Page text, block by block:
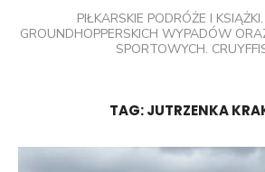
PIŁKARSKIE PODRÓŻE I
GROUNDHOPPERSKICH WYPADÓW
SPORTOWYCH.
TAG:JUTRZENKA